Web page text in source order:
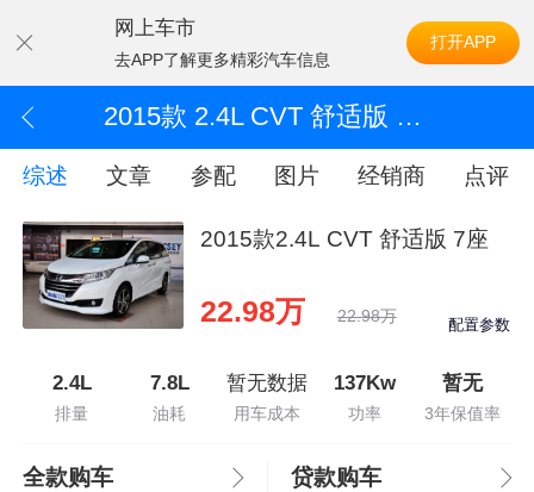
网上车市
去APP了解更多精彩汽车信息
打开APP
2015款 2.4L CVT 舒适版 7座
综述 文章 参配 图片 经销商 点评
2015款2.4L CVT 舒适版 7座
22.98万 22.98万 配置参数
2.4L
排量
7.8L
油耗
暂无数据
用车成本
137Kw
功率
暂无
3年保值率
全款购车 贷款购车